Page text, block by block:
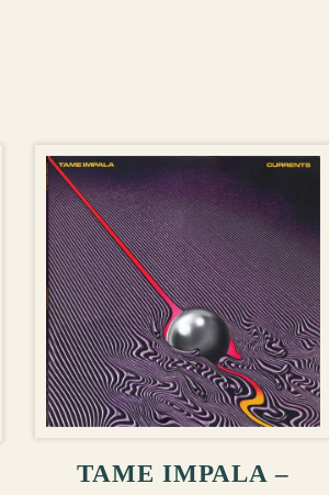
ᲙᲐᲚᲐᲗᲐᲨᲘ ᲓᲐᲛᲐᲢᲔᲑᲐ
TAME IMPALA –